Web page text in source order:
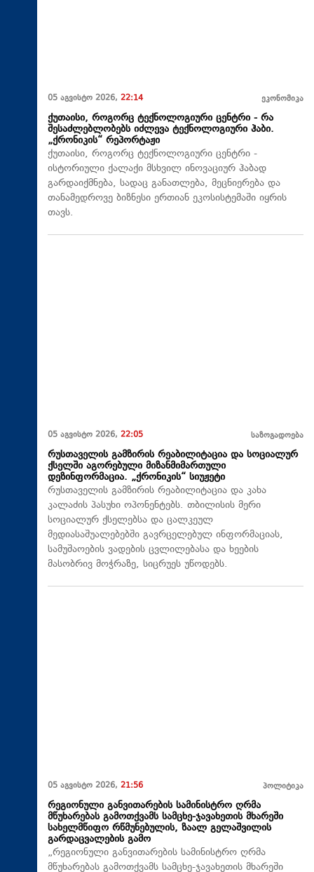
05 აგვისტო 2026, 22:14 ეკონომიკა
ქუთაისი, როგორც ტექნოლოგიური ცენტრი - რა
შესაძლებლობებს იძლევა ტექნოლოგიური ჰაბი.
„ქრონიკის“ რეპორტაჟი
ქუთაისი, როგორც ტექნოლოგიური ცენტრი -
ისტორიული ქალაქი მსხვილ ინოვაციურ ჰაბად
გარდაიქმნება, სადაც განათლება, მეცნიერება და
თანამედროვე ბიზნესი ერთიან ეკოსისტემაში იყრის
თავს.
05 აგვისტო 2026, 22:05 საზოგადოება
რუსთაველის გამზირის რეაბილიტაცია და სოციალურ
ქსელში აგორებული მიზანმიმართული
დეზინფორმაცია. „ქრონიკის“ სიუჟეტი
რუსთაველის გამზირის რეაბილიტაცია და კახა
კალაძის პასუხი ოპონენტებს. თბილისის მერი
სოციალურ ქსელებსა და ცალკეულ
მედიასაშუალებებში გავრცელებულ ინფორმაციას,
სამუშაოების ვადების ცვლილებასა და ხეების
მასობრივ მოჭრაზე, სიცრუეს უწოდებს.
05 აგვისტო 2026, 21:56 პოლიტიკა
რეგიონული განვითარების სამინისტრო ღრმა
მწუხარებას გამოთქვამს სამცხე-ჯავახეთის მხარეში
სახელმწიფო რწმუნებულის, ზაალ გელაშვილის
გარდაცვალების გამო
„რეგიონული განვითარების სამინისტრო ღრმა
მწუხარებას გამოთქვამს სამცხე-ჯავახეთის მხარეში